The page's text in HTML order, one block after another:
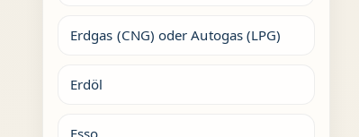
Erdgas (CNG) oder Autogas (LPG)
Erdöl
Esso